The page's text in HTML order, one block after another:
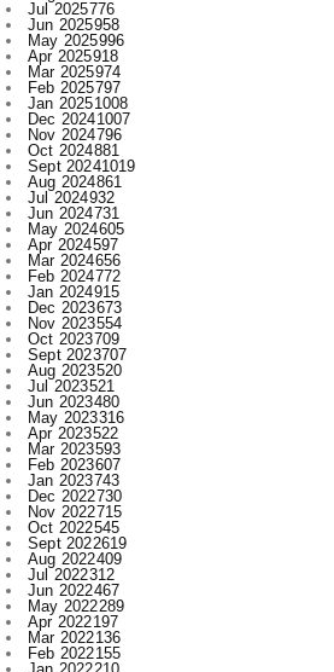
Feb 2025797
Jan 20251008
Dec 20241007
Nov 2024796
Oct 2024881
Sept 20241019
Aug 2024861
Jul 2024932
Jun 2024731
May 2024605
Apr 2024597
Mar 2024656
Feb 2024772
Jan 2024915
Dec 2023673
Nov 2023554
Oct 2023709
Sept 2023707
Aug 2023520
Jul 2023521
Jun 2023480
May 2023316
Apr 2023522
Mar 2023593
Feb 2023607
Jan 2023743
Dec 2022730
Nov 2022715
Oct 2022545
Sept 2022619
Aug 2022409
Jul 2022312
Jun 2022467
May 2022289
Apr 2022197
Mar 2022136
Feb 2022155
Jan 2022210
Dec 2021210
Nov 2021231
Oct 2021327
Sept 2021477